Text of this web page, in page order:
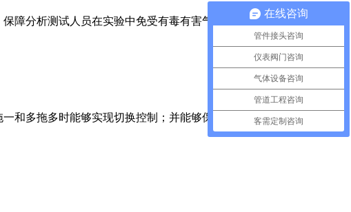
障分析测试人员在实验中免受有毒有害气体的侵害。按照国标要求，
和多拖多时能够实现切换控制；并能够保证标准气体流量、压力稳定
在线咨询
管件接头咨询
仪表阀门咨询
气体设备咨询
管道工程咨询
客需定制咨询